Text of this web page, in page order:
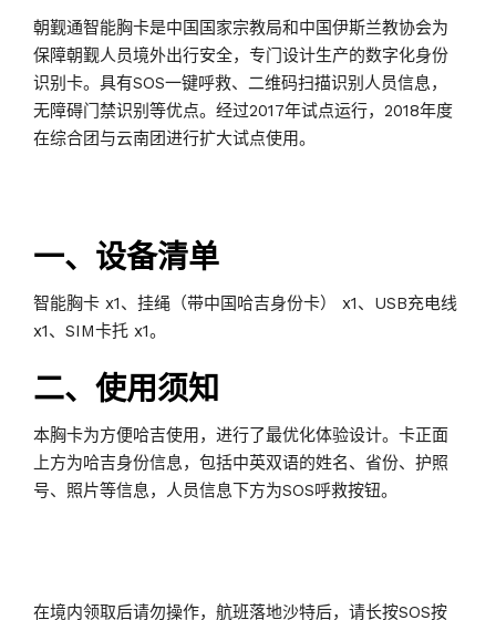
朝觐通智能胸卡是中国国家宗教局和中国伊斯兰教协会为
保障朝觐人员境外出行安全，专门设计生产的数字化身份
识别卡。具有SOS一键呼救、二维码扫描识别人员信息，
无障碍门禁识别等优点。经过2017年试点运行，2018年度
在综合团与云南团进行扩大试点使用。
一、设备清单
智能胸卡 x1、挂绳（带中国哈吉身份卡） x1、USB充电线
x1、SIM卡托 x1。
二、使用须知
本胸卡为方便哈吉使用，进行了最优化体验设计。卡正面
上方为哈吉身份信息，包括中英双语的姓名、省份、护照
号、照片等信息，人员信息下方为SOS呼救按钮。
在境内领取后请勿操作，航班落地沙特后，请长按SOS按